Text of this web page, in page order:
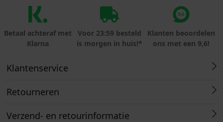
Betaal achteraf met
Klarna
Voor 23:59 besteld
is morgen in huis!*
Klanten beoordelen
ons met een 9,6!
Klantenservice
Retourneren
Verzend- en retourinformatie